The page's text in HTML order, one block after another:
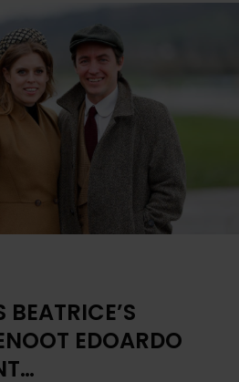
op. Daar begon hun leven
dochter Lola geboren.
BEATRICE’S
EDOARDO